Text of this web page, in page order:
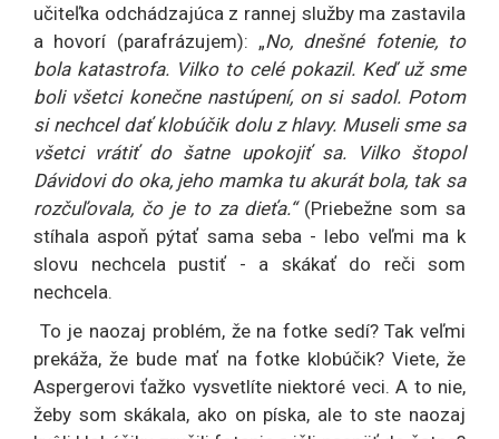
učiteľka odchádzajúca z rannej služby ma zastavila
a hovorí (parafrázujem): „No, dnešné fotenie, to
bola katastrofa. Vilko to celé pokazil. Keď už sme
boli všetci konečne nastúpení, on si sadol. Potom
si nechcel dať klobúčik dolu z hlavy. Museli sme sa
všetci vrátiť do šatne upokojiť sa. Vilko štopol
Dávidovi do oka, jeho mamka tu akurát bola, tak sa
rozčuľovala, čo je to za dieťa.“ (Priebežne som sa
stíhala aspoň pýtať sama seba - lebo veľmi ma k
slovu nechcela pustiť - a skákať do reči som
nechcela.
To je naozaj problém, že na fotke sedí? Tak veľmi
prekáža, že bude mať na fotke klobúčik? Viete, že
Aspergerovi ťažko vysvetlíte niektoré veci. A to nie,
žeby som skákala, ako on píska, ale to ste naozaj